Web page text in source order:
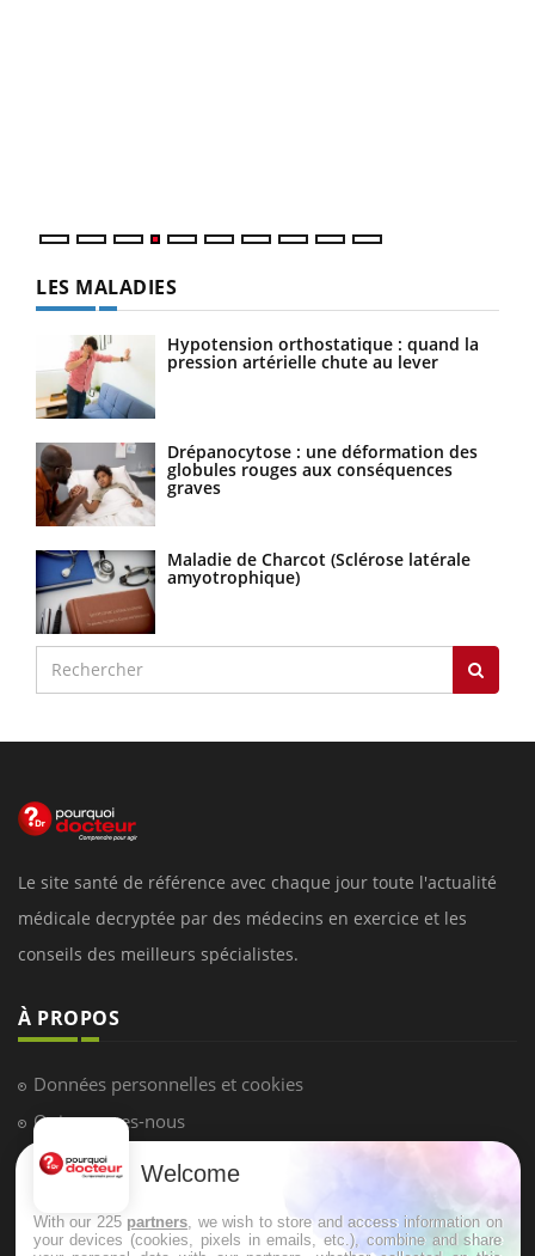
LES MALADIES
Hypotension orthostatique : quand la
pression artérielle chute au lever
Drépanocytose : une déformation des
globules rouges aux conséquences
graves
Maladie de Charcot (Sclérose latérale
amyotrophique)
Le site santé de référence avec chaque jour toute l'actualité
médicale decryptée par des médecins en exercice et les
conseils des meilleurs spécialistes.
À PROPOS
Données personnelles et cookies
Qui sommes-nous
Conditions d'utilisation
Mentions Légales
Welcome
With our 225 partners , we wish to store and access information on
your devices (cookies, pixels in emails, etc.), combine and share